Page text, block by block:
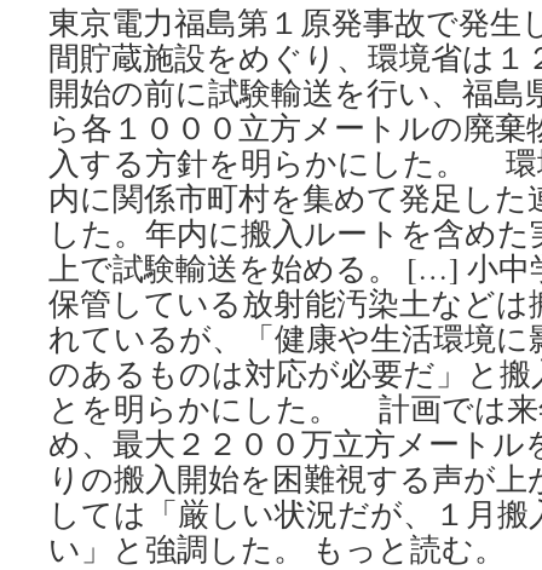
東京電力福島第１原発事故で発生
間貯蔵施設をめぐり、環境省は１
開始の前に試験輸送を行い、福島
ら各１０００立方メートルの廃
入する方針を明らかにした。 環
内に関係市町村を集めて発足した
した。年内に搬入ルートを含め
上で試験輸送を始める。 […] 小中
保管している放射能汚染土などは
れているが、「健康や生活環境
のあるものは対応が必要だ」と
とを明らかにした。 計画では来
め、最大２２００万立方メートル
りの搬入開始を困難視する声が
しては「厳しい状況だが、１月
い」と強調した。 もっと読む。